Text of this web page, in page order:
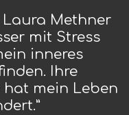
Laura Methner
mit Stress
inneres
Ihre
mein Leben